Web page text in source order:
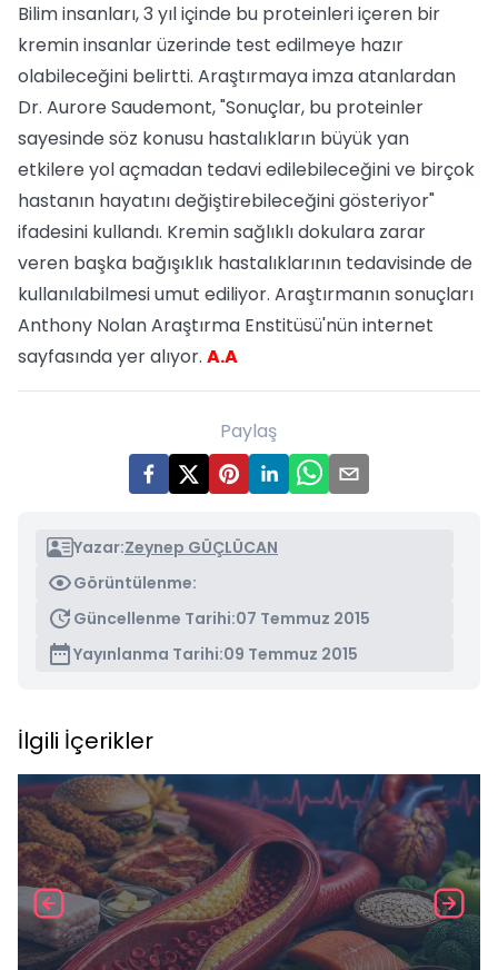
Bilim insanları, 3 yıl içinde bu proteinleri içeren bir
kremin insanlar üzerinde test edilmeye hazır
olabileceğini belirtti. Araştırmaya imza atanlardan
Dr. Aurore Saudemont, "Sonuçlar, bu proteinler
sayesinde söz konusu hastalıkların büyük yan
etkilere yol açmadan tedavi edilebileceğini ve birçok
hastanın hayatını değiştirebileceğini gösteriyor"
ifadesini kullandı. Kremin sağlıklı dokulara zarar
veren başka bağışıklık hastalıklarının tedavisinde de
kullanılabilmesi umut ediliyor. Araştırmanın sonuçları
Anthony Nolan Araştırma Enstitüsü'nün internet
sayfasında yer alıyor. A.A
Paylaş
Yazar:Zeynep GÜÇLÜCAN
Görüntülenme:
Güncellenme Tarihi:07 Temmuz 2015
Yayınlanma Tarihi:09 Temmuz 2015
İlgili İçerikler